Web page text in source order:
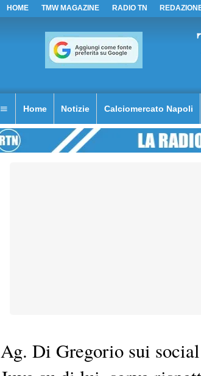
HOME TMW MAGAZINE RADIO TN
Home Notizie Calciomercato Napoli
Ag. Di Gregorio sui